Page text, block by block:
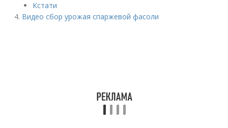
Кстати
Видео сбор урожая спаржевой фасоли